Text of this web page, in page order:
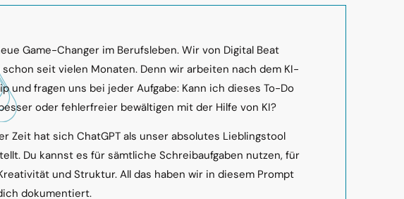
Game-Changer im Berufsleben. Wir von Digital Beat
seit vielen Monaten. Denn wir arbeiten nach dem KI-
und fragen uns bei jeder Aufgabe: Kann ich dieses To-Do
oder fehlerfreier bewältigen mit der Hilfe von KI?
Zeit hat sich ChatGPT als unser absolutes Lieblingstool
Du kannst es für sämtliche Schreibaufgaben nutzen, für
und Struktur. All das haben wir in diesem Prompt
dokumentiert.